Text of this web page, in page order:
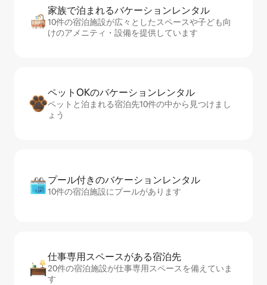
家族で泊まれるバ⁠ケ⁠ー⁠シ⁠ョ⁠ンレ⁠ン⁠タ⁠ル
10件の宿泊施設が広々としたスペースや子ども向
けのアメニティ・設備を提供しています
ペットOKのバ⁠ケ⁠ー⁠シ⁠ョ⁠ンレ⁠ン⁠タ⁠ル
ペットと泊まれる宿泊先10件の中から見つけまし
ょう
プール付きのバ⁠ケ⁠ー⁠シ⁠ョ⁠ンレ⁠ン⁠タ⁠ル
10件の宿泊施設にプールがあります
仕事専用ス⁠ペ⁠ー⁠スがあ⁠る宿⁠泊⁠先
20件の宿泊施設が仕事専用スペースを備えていま
す